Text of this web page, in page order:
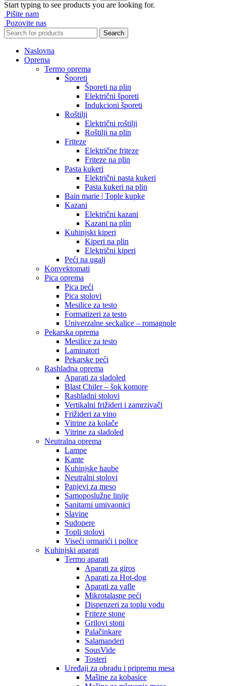
Start typing to see products you are looking for.
Pišite nam
Pozovite nas
Search
Naslovna
Oprema
Termo oprema
Šporeti
Šporeti na plin
Električni šporeti
Indukcioni šporeti
Roštilji
Električni roštilji
Roštilji na plin
Friteze
Električne friteze
Friteze na plin
Pasta kukeri
Električni pasta kukeri
Pasta kukeri na plin
Bain marie | Tople kupke
Kazani
Električni kazani
Kazani na plin
Kuhinjski kiperi
Kiperi na plin
Električni kiperi
Peći na ugalj
Konvektomati
Pica oprema
Pica peći
Pica stolovi
Mesilice za testo
Formatizeri za testo
Univerzalne seckalice – romagnole
Pekarska oprema
Mesilice za testo
Laminatori
Pekarske peći
Rashladna oprema
Aparati za sladoled
Blast Chiler – šok komore
Rashladni stolovi
Vertikalni frižideri i zamrzivači
Frižideri za vino
Vitrine za kolače
Vitrine za sladoled
Neutralna oprema
Lampe
Kante
Kuhinjske haube
Neutralni stolovi
Panjevi za meso
Samoposlužne linije
Sanitarni umivaonici
Slavine
Sudopere
Topli stolovi
Viseći ormarići i police
Kuhinjski aparati
Termo aparati
Aparati za giros
Aparati za Hot-dog
Aparati za vafle
Mikrotalasne peći
Dispenzeri za toplu vodu
Friteze stone
Grilovi stoni
Palačinkare
Salamanderi
SousVide
Tosteri
Uređaji za obradu i pripremu mesa
Mašine za kobasice